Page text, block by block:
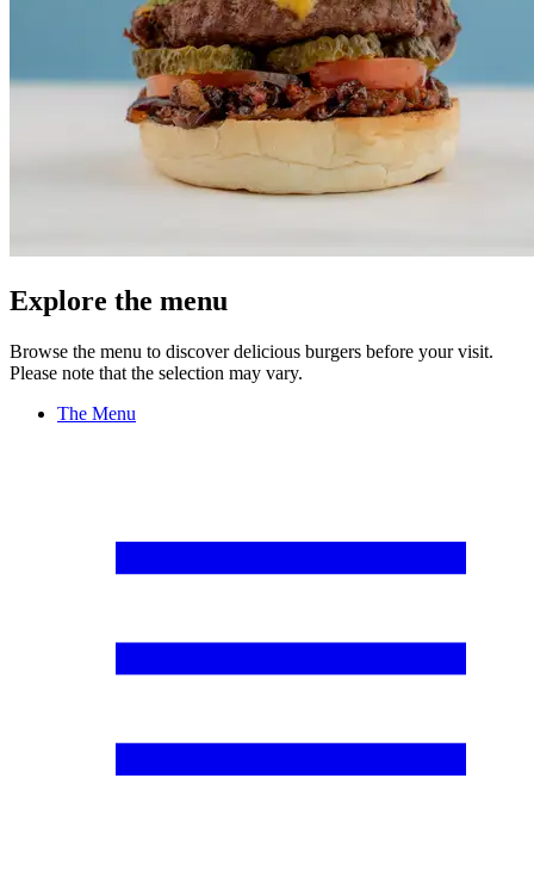
Explore the menu
Browse the menu to discover delicious burgers before your visit.
Please note that the selection may vary.
The Menu